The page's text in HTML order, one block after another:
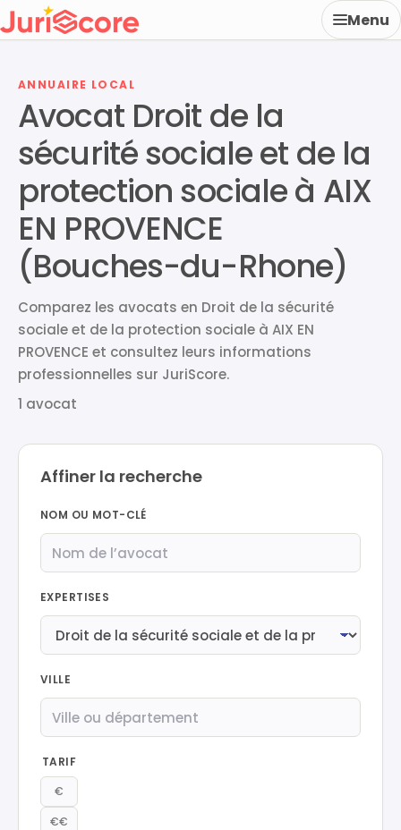
Menu
ANNUAIRE LOCAL
Avocat Droit de la
sécurité sociale et de la
protection sociale à AIX
EN PROVENCE
(Bouches-du-Rhone)
Comparez les avocats en Droit de la sécurité
sociale et de la protection sociale à AIX EN
PROVENCE et consultez leurs informations
professionnelles sur JuriScore.
1 avocat
Affiner la recherche
NOM OU MOT-CLÉ
EXPERTISES
VILLE
TARIF
€
€€